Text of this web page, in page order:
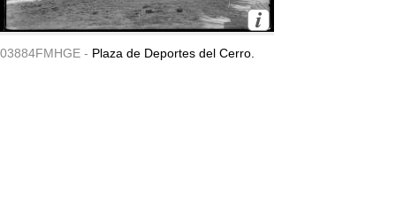
03884FMHGE - Plaza de Deportes del Cerro.